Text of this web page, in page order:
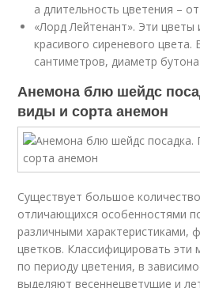
а длительность цветения –
«Лорд Лейтенант». Эти
красивого сиреневого цвета.
сантиметров, диаметр
Анемона блю шейдс
виды и сорта анемон
Существует большое
отличающихся особенностями
различными характеристиками,
цветков. Классифицировать эти
по периоду цветения, в
выделяют весеннецветущие и